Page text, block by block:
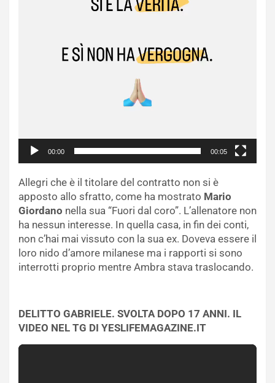
00:00 00:05
Allegri che è il titolare del contratto non si è
apposto allo sfratto, come ha mostrato Mario
Giordano nella sua “Fuori dal coro”. L’allenatore non
ha nessun interesse. In quella casa, in fin dei conti,
non c’hai mai vissuto con la sua ex. Doveva essere il
loro nido d’amore milanese ma i rapporti si sono
interrotti proprio mentre Ambra stava traslocando.
DELITTO GABRIELE. SVOLTA DOPO 17 ANNI. IL
VIDEO NEL TG DI YESLIFEMAGAZINE.IT